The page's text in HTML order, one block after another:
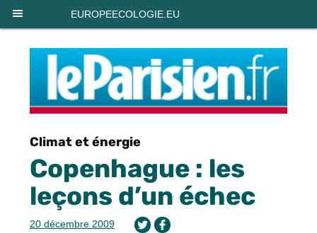
EUROPEECOLOGIE.EU
Climat et énergie
Copenhague : les
leçons d’un échec
20 décembre 2009